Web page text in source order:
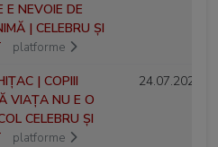
E NEVOIE DE
| CELEBRU ȘI
platforme
| COPIII
VIAȚA NU E O
CELEBRU ȘI
platforme
24.07.2026